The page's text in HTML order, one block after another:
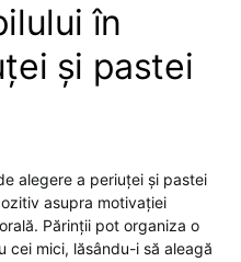
în
și pastei
alegere a periuței și pastei
asupra motivației
Părinții pot organiza o
cei mici, lăsându-i să aleagă